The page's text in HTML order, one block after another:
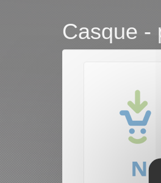
Casque -